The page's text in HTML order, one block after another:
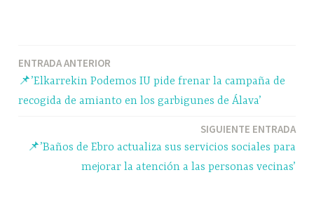
ppm rti
r
Navegación
ENTRADA ANTERIOR
📌’Elkarrekin Podemos IU pide frenar la campaña de
recogida de amianto en los garbigunes de Álava’
SIGUIENTE ENTRADA
📌’Baños de Ebro actualiza sus servicios sociales para
mejorar la atención a las personas vecinas’